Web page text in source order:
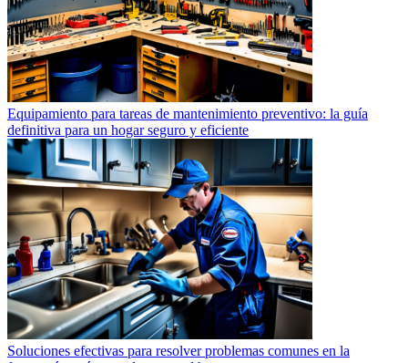
Equipamiento para tareas de mantenimiento preventivo: la guía
definitiva para un hogar seguro y eficiente
Soluciones efectivas para resolver problemas comunes en la